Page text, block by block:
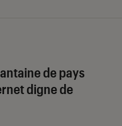
de pays
digne de